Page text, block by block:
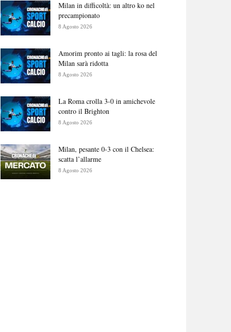
Milan in difficoltà: un altro ko nel
precampionato
8 Agosto 2026
Amorim pronto ai tagli: la rosa del
Milan sarà ridotta
8 Agosto 2026
La Roma crolla 3-0 in amichevole
contro il Brighton
8 Agosto 2026
Milan, pesante 0-3 con il Chelsea:
scatta l’allarme
8 Agosto 2026